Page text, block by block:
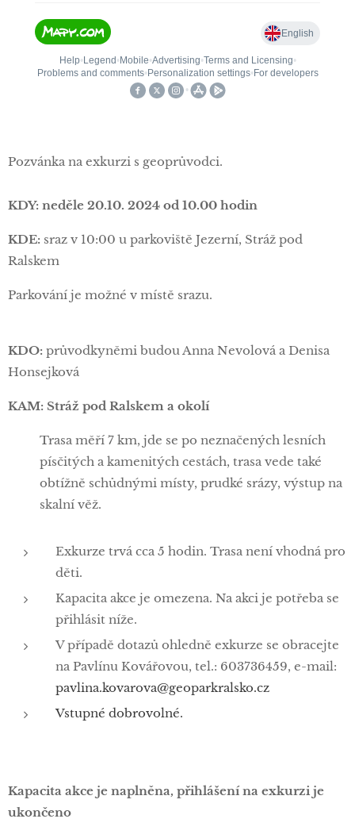
Pozvánka na exkurzi s geoprůvodci.
KDY: neděle 20.10. 2024 od 10.00 hodin
KDE: sraz v 10:00 u parkoviště Jezerní, Stráž pod
Ralskem
Parkování je možné v místě srazu.
KDO: průvodkyněmi budou Anna Nevolová a Denisa
Honsejková
KAM: Stráž pod Ralskem a okolí
Trasa měří 7 km, jde se po neznačených lesních
písčitých a kamenitých cestách, trasa vede také
obtížně schůdnými místy, prudké srázy, výstup na
skalní věž.
Exkurze trvá cca 5 hodin. Trasa není vhodná pro
děti.
Kapacita akce je omezena. Na akci je potřeba se
přihlásit níže.
V případě dotazů ohledně exkurze se obracejte
na Pavlínu Kovářovou, tel.: 603736459, e-mail:
pavlina.kovarova@geoparkralsko.cz
Vstupné dobrovolné.
Kapacita akce je naplněna, přihlášení na exkurzi je
ukončeno